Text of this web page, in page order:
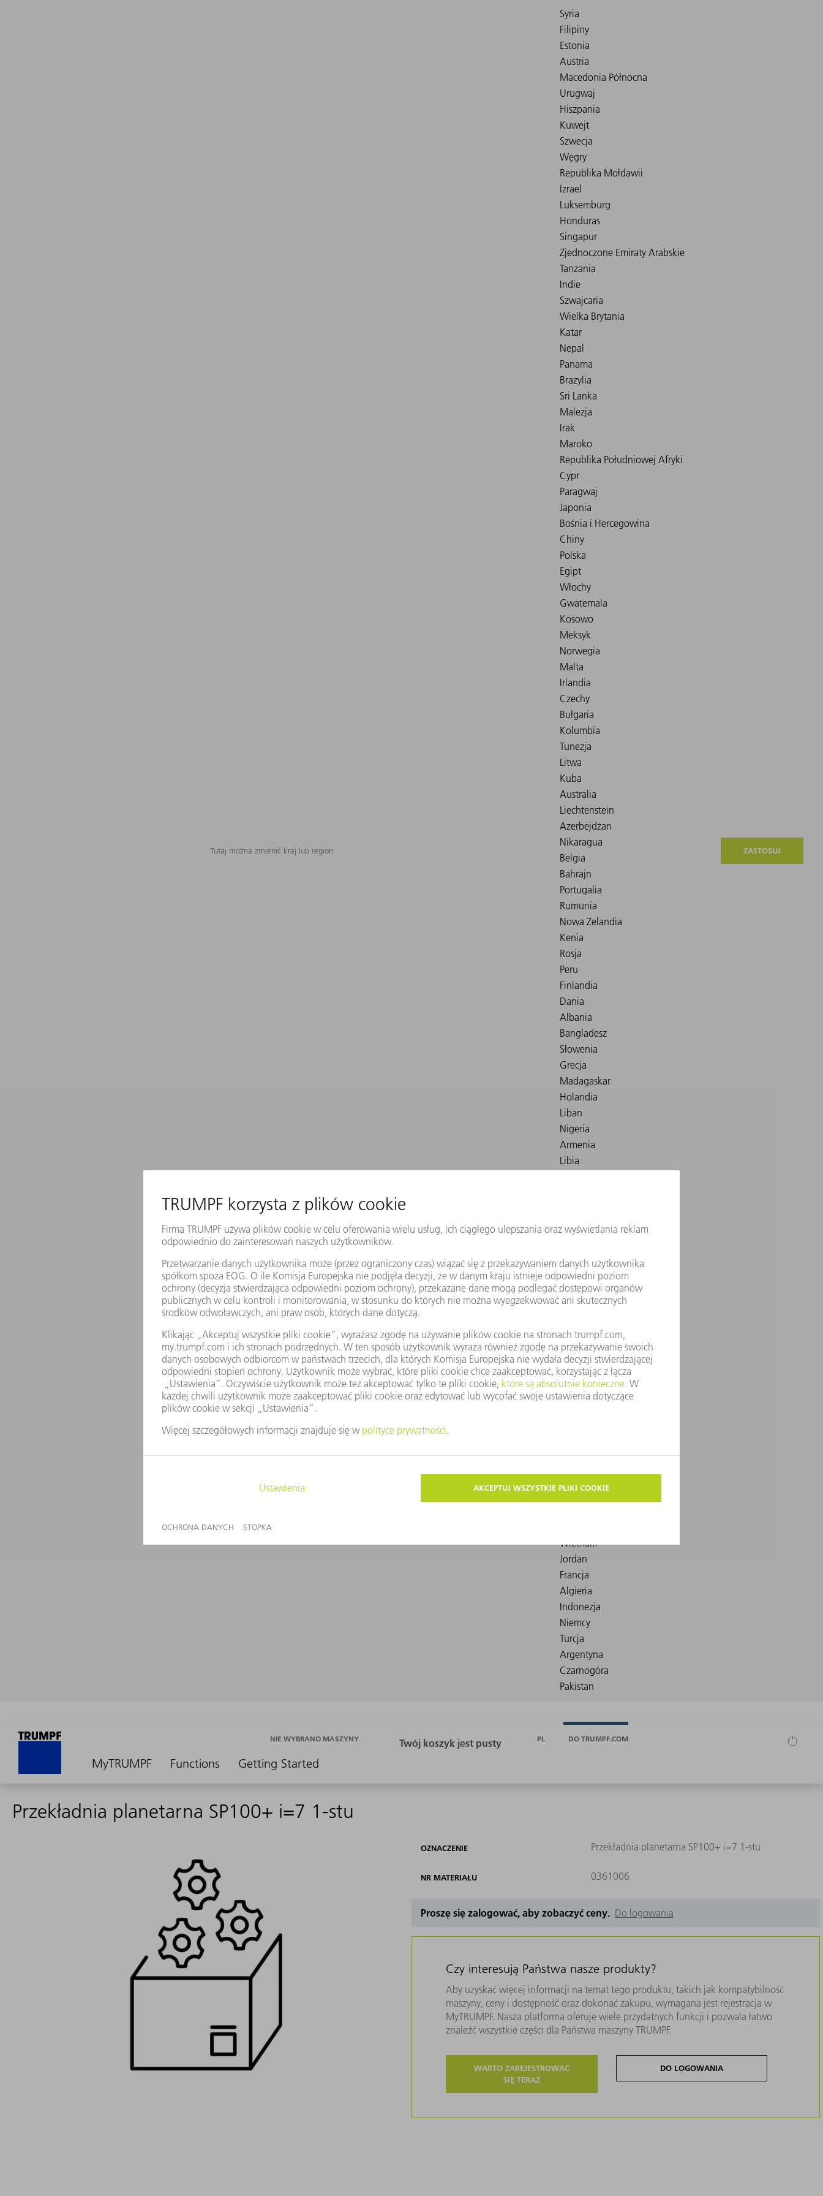
Tutaj można zmienić kraj lub region ZASTOSUJ
MyTRUMPF Functions Getting Started
NIE WYBRANO MASZYNY PL DO TRUMPF.COM
Przekładnia planetarna SP100+ i=7 1-stu
OZNACZENIE Przekładnia planetarna SP100+ i=7 1-stu
NR MATERIAŁU 0361006
Proszę się zalogować, aby zobaczyć ceny. Do logowania
Czy interesują Państwa nasze produkty?
Aby uzyskać więcej informacji na temat tego produktu, takich jak kompatybilność
maszyny, ceny i dostępność oraz dokonać zakupu, wymagana jest rejestracja w
MyTRUMPF. Nasza platforma oferuje wiele przydatnych funkcji i pozwala łatwo
znaleźć wszystkie części dla Państwa maszyny TRUMPF.
WARTO ZAREJESTROWAĆ
SIĘ TERAZ
DO LOGOWANIA